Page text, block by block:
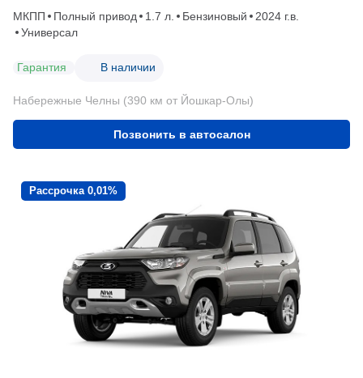
МКПП Полный привод 1.7 л. Бензиновый
2024 г.в.
Универсал
Гарантия В наличии
Набережные Челны (390 км от Йошкар-Олы)
Позвонить в автосалон
Рассрочка 0,01%